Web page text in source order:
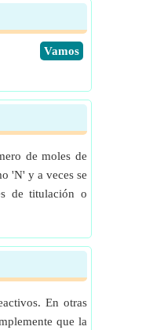
​Vamos
de moles de
'N' y a veces se
de titulación o
En otras
que la